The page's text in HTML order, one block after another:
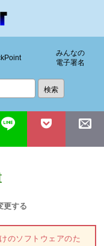
みんなの
電子署名
更する
のソフトウェアのた